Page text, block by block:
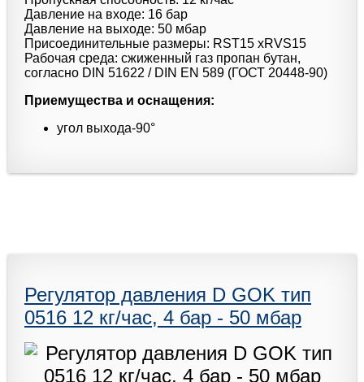
Давление на входе: 16 бар
Давление на выходе: 50 мбар
Присоединительные размеры: RST15 xRVS15
Рабочая среда: сжиженный газ пропан бутан,
согласно DIN 51622 / DIN EN 589 (ГОСТ 20448-90)
Приемущества и оснащения:
угол выхода-90°
Регулятор давления D GOK тип
0516 12 кг/час, 4 бар - 50 мбар